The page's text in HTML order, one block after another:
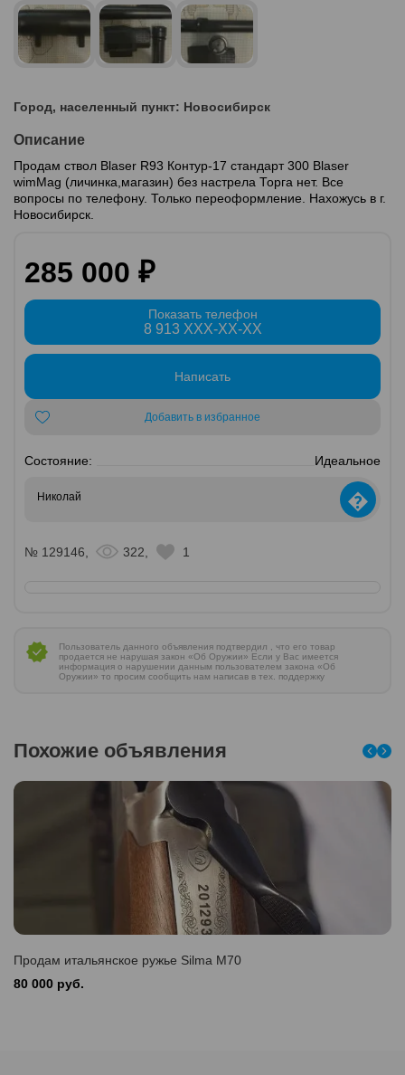
Город, населенный пункт: Новосибирск
Описание
Продам ствол Blaser R93 Контур-17 стандарт 300 Blaser
wimMag (личинка,магазин) без настрела Торга нет. Все
вопросы по телефону. Только переоформление. Нахожусь в г.
Новосибирск.
285 000 ₽
Показать телефон
8 913 XXX-XX-XX
Написать
Добавить в избранное
Состояние: Идеальное
Николай �
№ 129146, 322, 1
Пользователь данного объявления подтвердил , что его товар
продается не нарушая закон «Об Оружии» Если у Вас имеется
информация о нарушении данным пользователем закона «Об
Оружии» то просим сообщить нам написав в тех. поддержку
Похожие объявления
Продам итальянское ружье Silma M70
80 000 руб.